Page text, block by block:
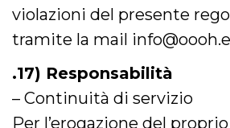
violazioni del presente
tramite la mail
.17) Responsabilità
– Continuità di servizio
Per l’erogazione del